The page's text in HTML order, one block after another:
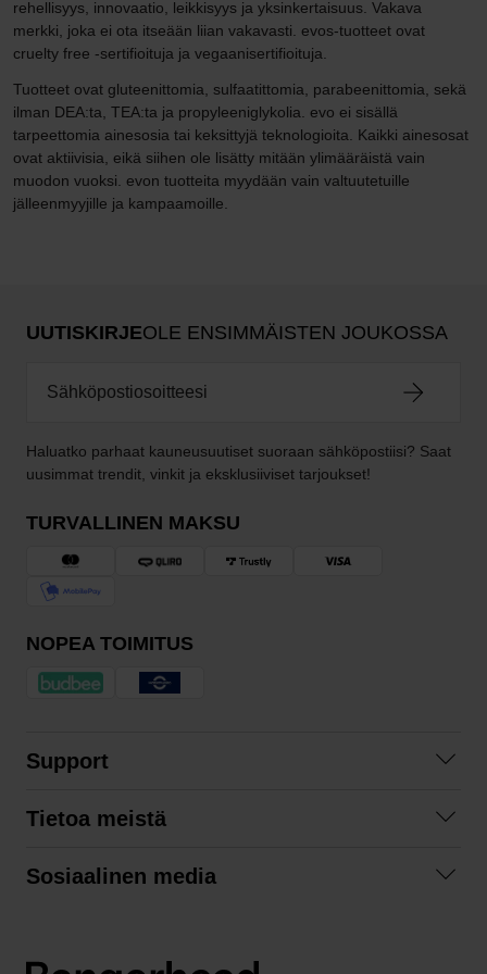
rehellisyys, innovaatio, leikkisyys ja yksinkertaisuus. Vakava
merkki, joka ei ota itseään liian vakavasti. evos-tuotteet ovat
cruelty free -sertifioituja ja vegaanisertifioituja.
Tuotteet ovat gluteenittomia, sulfaatittomia, parabeenittomia, sekä
ilman DEA:ta, TEA:ta ja propyleeniglykolia. evo ei sisällä
tarpeettomia ainesosia tai keksittyjä teknologioita. Kaikki ainesosat
ovat aktiivisia, eikä siihen ole lisätty mitään ylimääräistä vain
muodon vuoksi. evon tuotteita myydään vain valtuutetuille
jälleenmyyjille ja kampaamoille.
UUTISKIRJEOLE ENSIMMÄISTEN JOUKOSSA
Haluatko parhaat kauneusuutiset suoraan sähköpostiisi? Saat
uusimmat trendit, vinkit ja eksklusiiviset tarjoukset!
TURVALLINEN MAKSU
NOPEA TOIMITUS
Support
Tilausehdot
Tietoa meistä
Sosiaalinen media